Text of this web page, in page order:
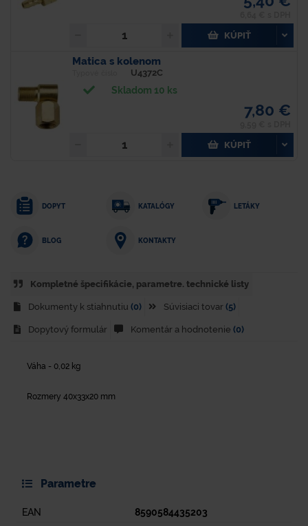
KÚPIŤ
Matica s kolenom
U4372C
Skladom 10 ks
7,80 €
KÚPIŤ
DOPYT KATALÓGY LETÁKY
BLOG KONTAKTY
Kompletné špecifikácie, parametre. technické listy
Dokumenty k stiahnutiu (0) Súvisiaci tovar (5)
Dopytový formulár Komentár a hodnotenie (0)
Váha - 0,02 kg
Rozmery 40x33x20 mm
Parametre
EAN
8590584435203